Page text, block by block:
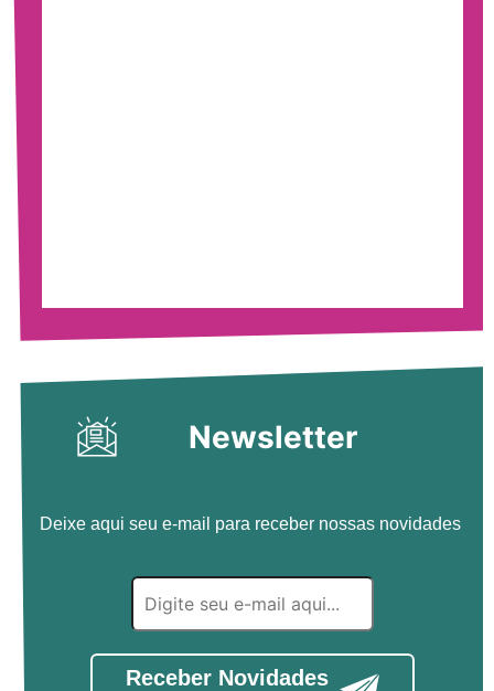
Newsletter
Deixe aqui seu e-mail para receber nossas novidades
Receber Novidades